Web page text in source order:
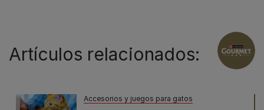
Artículos relacionados:
Accesorios y juegos para gatos